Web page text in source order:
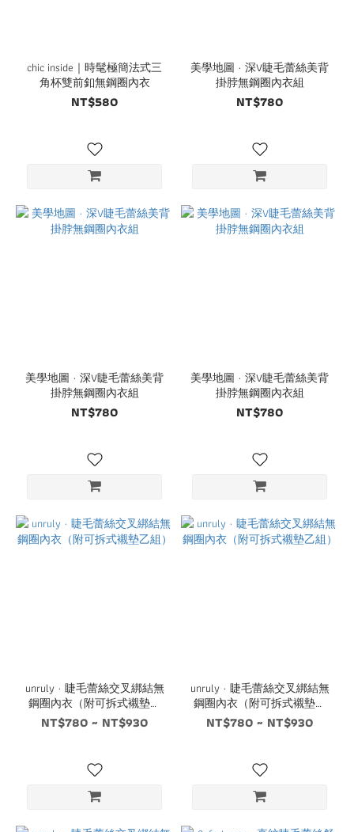
chic inside｜時髦極簡法式三
角杯雙前釦無鋼圈內衣
NT$580
美學地圖 · 深V睫毛蕾絲美背
掛脖無鋼圈內衣組
NT$780
美學地圖 · 深V睫毛蕾絲美背
掛脖無鋼圈內衣組
NT$780
美學地圖 · 深V睫毛蕾絲美背
掛脖無鋼圈內衣組
NT$780
unruly · 睫毛蕾絲交叉綁結無
鋼圈內衣（附可拆式襯墊乙
組）
NT$780 ~ NT$930
unruly · 睫毛蕾絲交叉綁結無
鋼圈內衣（附可拆式襯墊乙
組）
NT$780 ~ NT$930